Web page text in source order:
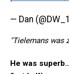
— Dan
"Tielemans was
He was